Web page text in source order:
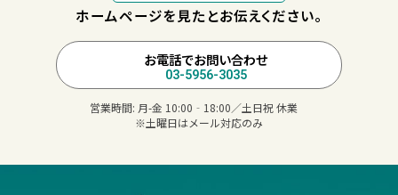
ホームページを見たとお伝えください。
お電話でお問い合わせ
03-5956-3035
営業時間: 月-金 10:00‐18:00／土日祝 休業
※土曜日はメール対応のみ